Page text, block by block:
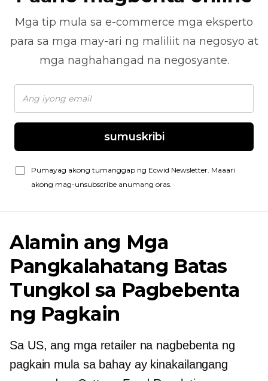
Mga tip mula sa e-commerce mga eksperto
para sa mga may-ari ng maliliit na negosyo at
mga naghahangad na negosyante.
sumuskribi
Pumayag akong tumanggap ng Ecwid Newsletter. Maaari
akong mag-unsubscribe anumang oras.
Alamin ang Mga
Pangkalahatang Batas
Tungkol sa Pagbebenta
ng Pagkain
Sa US, ang mga retailer na nagbebenta ng
pagkain mula sa bahay ay kinakailangang